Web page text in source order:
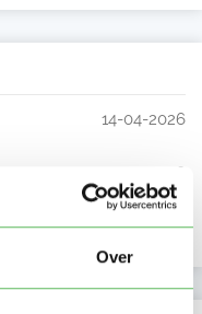
Over
14-04-2026
14-04-2026
14-04-2026